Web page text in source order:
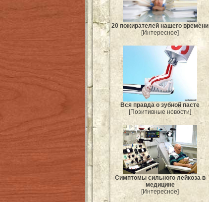
20 пожирателей нашего времени
[Интересное]
Вся правда о зубной пасте
[Позитивные новости]
Симптомы сильного лейкоза в
медицине
[Интересное]